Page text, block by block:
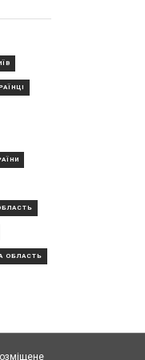
ОБЛАСТЬ